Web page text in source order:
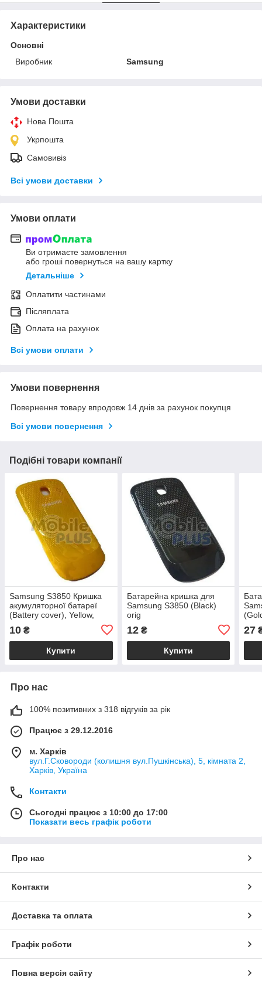
Характеристики
Основні
Виробник
Samsung
Умови доставки
Нова Пошта
Укрпошта
Самовивіз
Всі умови доставки
Умови оплати
Ви отримаєте замовлення
або гроші повернуться на вашу картку
Детальніше
Оплатити частинами
Післяплата
Оплата на рахунок
Всі умови оплати
Умови повернення
Повернення товару впродовж 14 днів за рахунок покупця
Всі умови повернення
Подібні товари компанії
Samsung S3850 Кришка
акумуляторної батареї
(Battery cover), Yellow,
original (PN:GH98-19268A)
10 ₴
Купити
Батарейна кришка для
Samsung S3850 (Black)
orig
12₴
Купити
27
Про нас
100% позитивних з 318 відгуків за рік
Працює з 29.12.2016
м. Харків
вул.Г.Сковороди (колишня вул.Пушкінська), 5, кімната 2,
Харків, Україна
Контакти
Сьогодні працює з 10:00 до 17:00
Показати весь графік роботи
Про нас
Контакти
Доставка та оплата
Графік роботи
Повна версія сайту